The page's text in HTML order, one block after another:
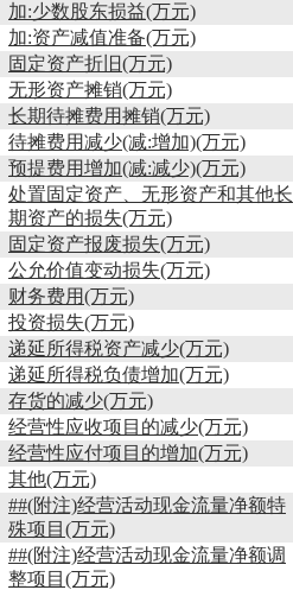
加:少数股东损益(万元)
加:资产减值准备(万元)
固定资产折旧(万元)
无形资产摊销(万元)
长期待摊费用摊销(万元)
待摊费用减少(减:增加)(万元)
预提费用增加(减:减少)(万元)
处置固定资产、无形资产和其他长
期资产的损失(万元)
固定资产报废损失(万元)
公允价值变动损失(万元)
财务费用(万元)
投资损失(万元)
递延所得税资产减少(万元)
递延所得税负债增加(万元)
存货的减少(万元)
经营性应收项目的减少(万元)
经营性应付项目的增加(万元)
其他(万元)
##(附注)经营活动现金流量净额特
殊项目(万元)
##(附注)经营活动现金流量净额调
整项目(万元)